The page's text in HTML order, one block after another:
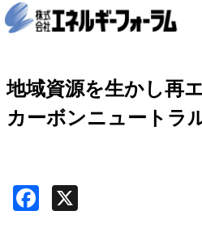
地域資源を生かし再
カーボンニュートラ
Facebook